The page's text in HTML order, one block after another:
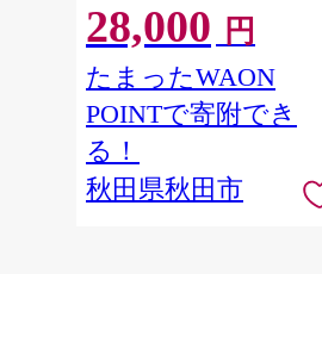
日発送 [スコッティ フラワー
パック トイレットペーパー
日本製紙クレシア] 秋田県秋
田市
28,000 円
たまったWAON
POINTで寄附でき
る！
秋田県秋田市